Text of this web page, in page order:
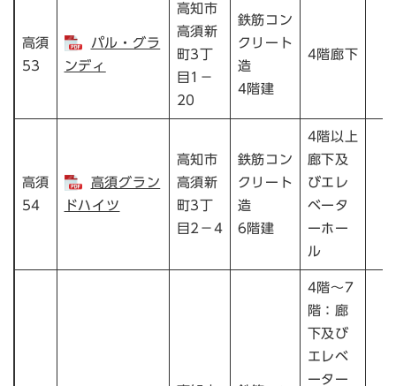
高須
53
パル・グラ
ンディ
高知市
高須新
町3丁
目1－
20
鉄筋コン
クリート
造
4階建
4階廊下
高須
54
高須グラン
ドハイツ
高知市
高須新
町3丁
目2－4
鉄筋コン
クリート
造
6階建
4階以上
廊下及
びエレ
ベータ
ーホー
ル
4階～7
階：廊
下及び
エレベ
ーター